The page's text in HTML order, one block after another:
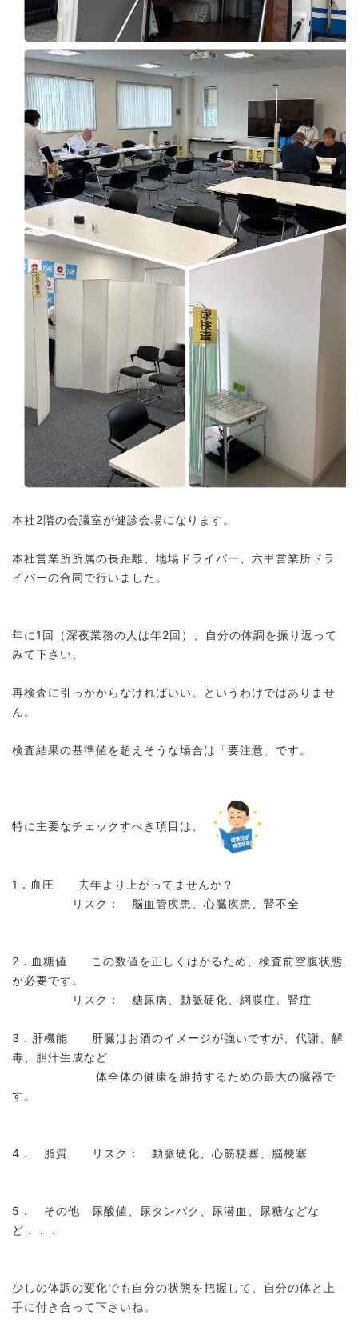
本社2階の会議室が健診会場になります。
本社営業所所属の長距離、地場ドライバー、六甲営業所ドラ
イバーの合同で行いました。
年に1回（深夜業務の人は年2回）、自分の体調を振り返って
みて下さい。
再検査に引っかからなければいい。というわけではありませ
ん。
検査結果の基準値を超えそうな場合は「要注意」です。
特に主要なチェックすべき項目は、
1．血圧 去年より上がってませんか？
リスク： 脳血管疾患、心臓疾患、腎不全
2．血糖値 この数値を正しくはかるため、検査前空腹状態
が必要です。
リスク： 糖尿病、動脈硬化、網膜症、腎症
3．肝機能 肝臓はお酒のイメージが強いですが、代謝、解
毒、胆汁生成など
体全体の健康を維持するための最大の臓器で
す。
4． 脂質 リスク： 動脈硬化、心筋梗塞、脳梗塞
5． その他 尿酸値、尿タンパク、尿潜血、尿糖などな
ど．．．
少しの体調の変化でも自分の状態を把握して、自分の体と上
手に付き合って下さいね。